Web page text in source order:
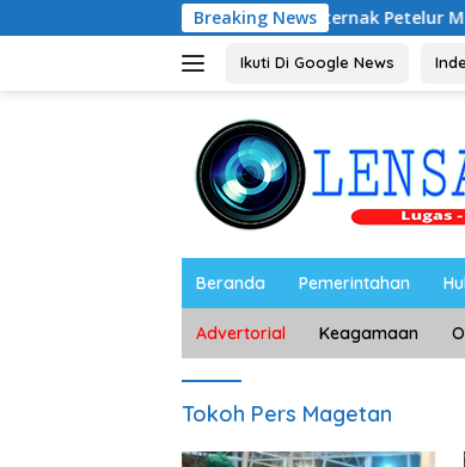
ke
Breaking News
Audiensi dengan Peternak Petelur Magetan,
Ikuti Di Google News
Beranda Pemerintahan
Advertorial Keagamaan
Tokoh Pers Magetan